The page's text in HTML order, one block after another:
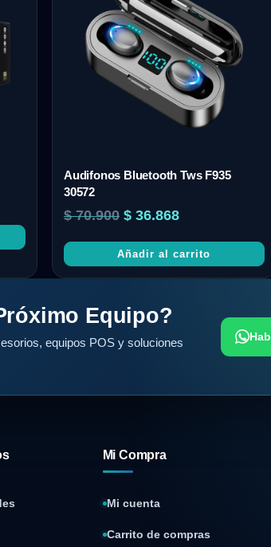
Audifonos Bluetooth Tws F935
30572
$70.900 $ 36.868
Añadir al carrito
Equipo?
equipos POS y soluciones
Mi Compra
Mi cuenta
Carrito de compras